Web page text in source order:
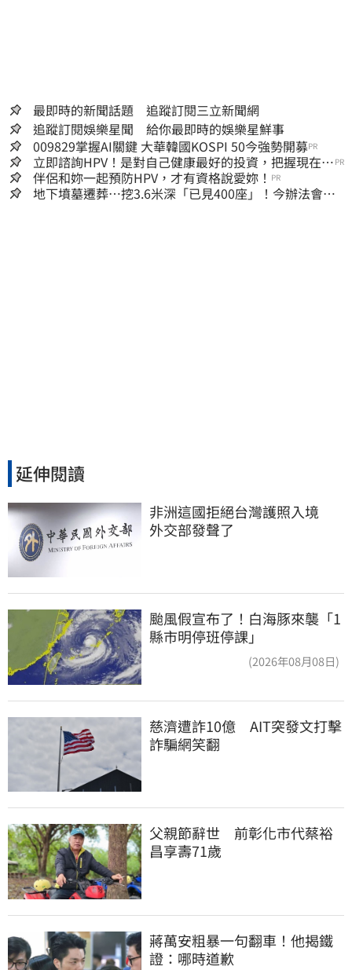
最即時的新聞話題 追蹤訂閱三立新聞網
追蹤訂閱娛樂星聞 給你最即時的娛樂星鮮事
009829掌握AI關鍵 大華韓國KOSPI 50今強勢開募PR
立即諮詢HPV！是對自己健康最好的投資，把握現在不
嫌晚！
PR
伴侶和妳一起預防HPV，才有資格說愛妳！ PR
地下墳墓遷葬…挖3.6米深「已見400座」！今辦法會安
延伸閱讀
非洲這國拒絕台灣護照入境
外交部發聲了
颱風假宣布了！白海豚來襲「1
縣市明停班停課」
(2026年08月08日)
慈濟遭詐10億　AIT突發文打擊
詐騙網笑翻
父親節辭世　前彰化市代蔡裕
昌享壽71歲
蔣萬安粗暴一句翻車！他揭鐵
證：哪時道歉